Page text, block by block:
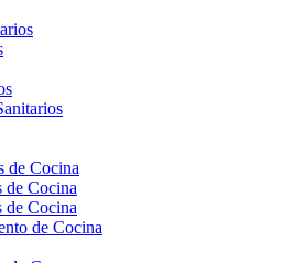
de Cocina
de Cocina
de Cocina
de Cocina